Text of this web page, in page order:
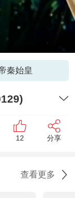
秦始皇
12 分享
查看更多